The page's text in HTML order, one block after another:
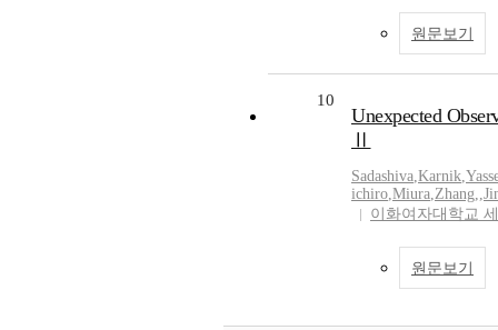
원문보기
10
Unexpected
Ⅱ
Sadashiva,Karnik,
ichiro,Miura,Zhang,,
이화여자대학교
원문보기